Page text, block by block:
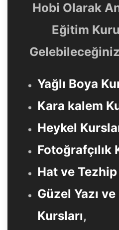
Hobi Olarak
Eğitim
Yağlı Boya
Kara kalem
Heykel
Fotoğrafçılık
Hat ve Tezhip
Güzel Yazı
Kursları,